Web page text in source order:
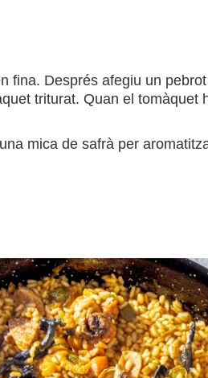
fina. Després afegiu un
triturat. Quan el
mica de safrà per